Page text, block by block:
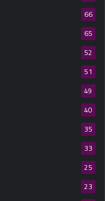
66
65
52
51
49
40
35
33
25
23